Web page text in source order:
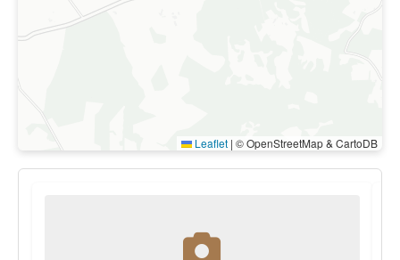
Leaflet | © OpenStreetMap & CartoDB